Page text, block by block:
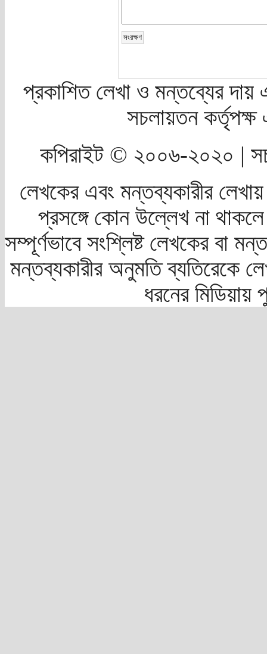
প্রকাশিত লেখা ও মন্তব্যের দায়
সচলায়তন
কপিরাইট © ২০০৬-২০২০ |
লেখকের এবং মন্তব্যকারীর
প্রসঙ্গে কোন উল্লেখ না
সম্পূর্ণভাবে সংশ্লিষ্ট লেখকের বা
মন্তব্যকারীর অনুমতি ব্যতিরেকে
ধরনের মিডিয়ায়